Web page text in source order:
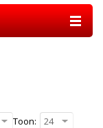
Toon: 24